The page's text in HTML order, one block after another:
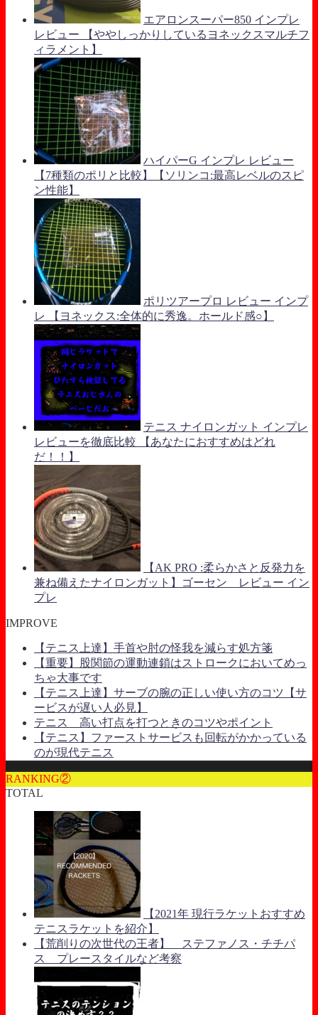
エアロンスーパー850 インプレ
レビュー 【ややしっかりしているヨネックスマルチフ
ィラメント】
ハイパーG インプレ レビュー
【7種類のポリと比較】【ソリンコ:最高レベルのスピ
ン性能】
ポリツアープロ レビュー インプ
レ 【ヨネックス:全体的に秀逸。ホールド感○】
テニス ナイロンガット インプレ
レビューを徹底比較 【あなたにおすすめはどれ
だ！！】
【AK PRO :柔らかさと反発力を
兼ね備えたナイロンガット】ゴーセン レビュー イン
プレ
IMPROVE
【テニス上達】手首や肘の怪我を減らす処方箋
【重要】股関節の運動連鎖はストロークにおいてめっ
ちゃ大事です
【テニス上達】サーブの腕の正しい使い方のコツ【サ
ービスが遅い人必見】
テニス 高い打点を打つときのコツやポイント
【テニス】ファーストサービスも回転がかかっている
のが現代テニス
RANKING②
TOTAL
【2021年 現行ラケットおすすめ
テニスラケットを紹介】
【荒削りの次世代の王者】 ステファノス・チチパ
ス プレースタイルなど考察